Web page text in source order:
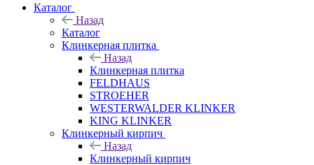
Каталог
Назад
Каталог
Клинкерная плитка
Назад
Клинкерная плитка
FELDHAUS
STROEHER
WESTERWALDER KLINKER
KING KLINKER
Клинкерный кирпич
Назад
Клинкерный кирпич